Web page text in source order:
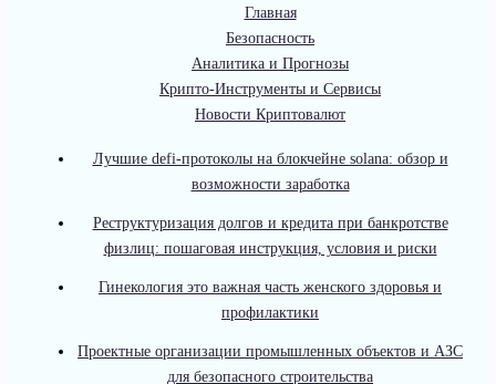
Главная
Безопасность
Аналитика и Прогнозы
Крипто-Инструменты и Сервисы
Новости Криптовалют
Лучшие defi-протоколы на блокчейне solana: обзор и
возможности заработка
Реструктуризация долгов и кредита при банкротстве
физлиц: пошаговая инструкция, условия и риски
Гинекология это важная часть женского здоровья и
профилактики
Проектные организации промышленных объектов и АЗС
для безопасного строительства